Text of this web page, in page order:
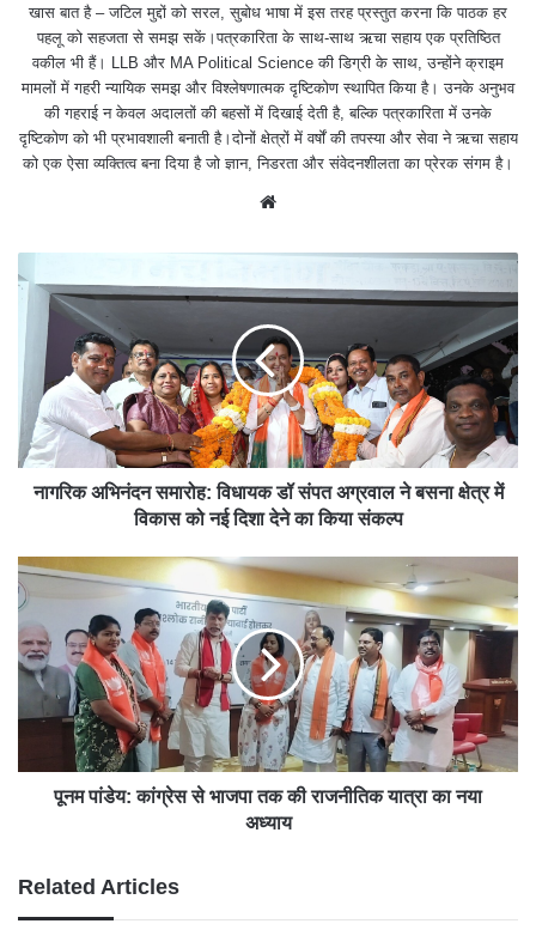
खास बात है – जटिल मुद्दों को सरल, सुबोध भाषा में इस तरह प्रस्तुत करना कि पाठक हर
पहलू को सहजता से समझ सकें।पत्रकारिता के साथ-साथ ऋचा सहाय एक प्रतिष्ठित
वकील भी हैं। LLB और MA Political Science की डिग्री के साथ, उन्होंने क्राइम
मामलों में गहरी न्यायिक समझ और विश्लेषणात्मक दृष्टिकोण स्थापित किया है। उनके अनुभव
की गहराई न केवल अदालतों की बहसों में दिखाई देती है, बल्कि पत्रकारिता में उनके
दृष्टिकोण को भी प्रभावशाली बनाती है।दोनों क्षेत्रों में वर्षों की तपस्या और सेवा ने ऋचा सहाय
को एक ऐसा व्यक्तित्व बना दिया है जो ज्ञान, निडरता और संवेदनशीलता का प्रेरक संगम है।
e
नागरिक अभिनंदन समारोह: विधायक डॉ संपत अग्रवाल ने बसना क्षेत्र में
विकास को नई दिशा देने का किया संकल्प
पूनम पांडेय: कांग्रेस से भाजपा तक की राजनीतिक यात्रा का नया
अध्याय
Related Articles